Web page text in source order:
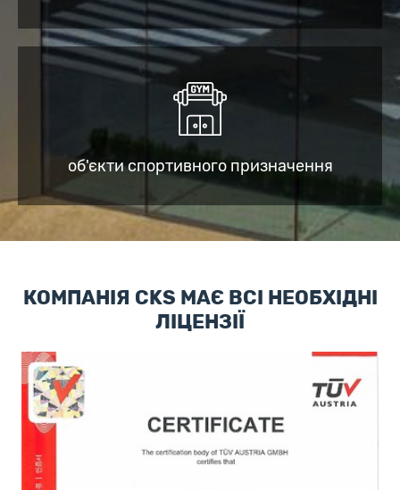
об'єкти спортивного призначення
КОМПАНІЯ CKS МАЄ ВСІ НЕОБХІДНІ
ЛІЦЕНЗІЇ